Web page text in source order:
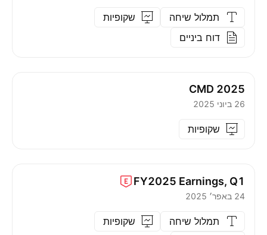
תמלול שיחה
שקופיות
דוח ביניים
CMD 2025
26 ביוני 2025
שקופיות
Earnings, Q1
FY2025
24 באפר׳ 2025
תמלול שיחה
שקופיות